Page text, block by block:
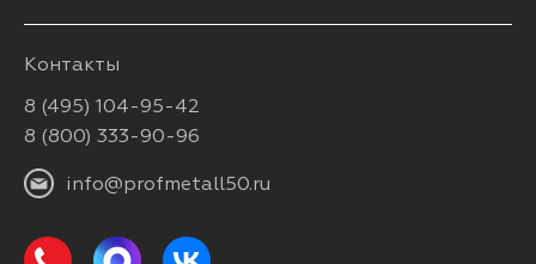
Контакты
8 (495) 104-95-42
8 (800) 333-90-96
info@profmetall50.ru